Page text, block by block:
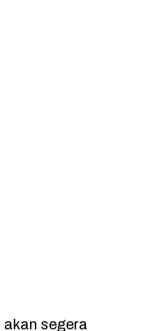
akan segera